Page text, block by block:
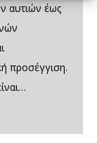
αυτιών έως
προσέγγιση.